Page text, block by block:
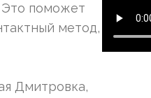
Это поможет
метод,
Дмитровка,